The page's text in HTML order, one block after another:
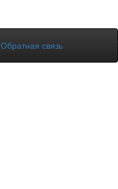
Обратная связь